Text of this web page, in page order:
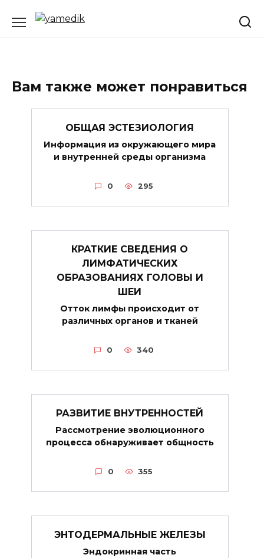
Вам также может понравиться
ОБЩАЯ ЭСТЕЗИОЛОГИЯ
Информация из окружающего мира
и внутренней среды организма
0 295
КРАТКИЕ СВЕДЕНИЯ О
ЛИМФАТИЧЕСКИХ
ОБРАЗОВАНИЯХ ГОЛОВЫ И
ШЕИ
Отток лимфы происходит от
различных органов и тканей
0 340
РАЗВИТИЕ ВНУТРЕННОСТЕЙ
Рассмотрение эволюционного
процесса обнаруживает общность
0 355
ЭНТОДЕРМАЛЬНЫЕ ЖЕЛЕЗЫ
Эндокринная часть